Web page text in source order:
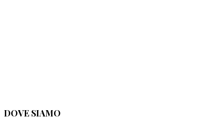
DOVE SIAMO